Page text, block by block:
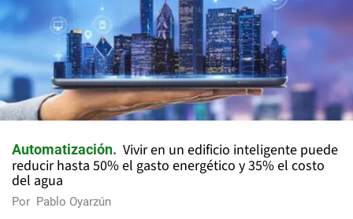
Automatización
Vivir en un edificio inteligente puede
reducir hasta 50% el gasto energético y 35% el costo
del agua
Por Pablo Oyarzún